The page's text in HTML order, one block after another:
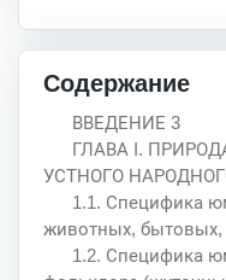
Содержание
ВВЕДЕНИЕ 3
ГЛАВА I.
УСТНОГО
1.1. Специфика
животных,
1.2. Специфика